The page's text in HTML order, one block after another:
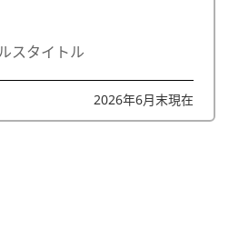
スタイトル
2026年6月末現在